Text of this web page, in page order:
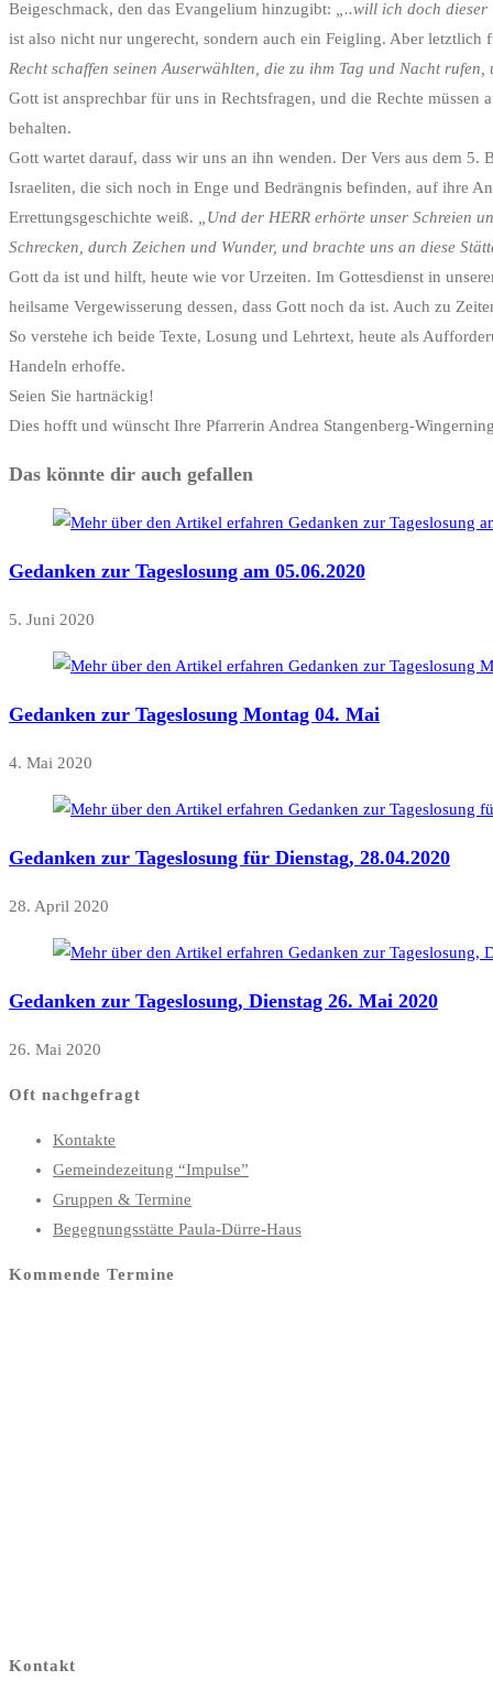
Beigeschmack, den das Evangelium hinzugibt: „..will ich doch dieser
ist also nicht nur ungerecht, sondern auch ein Feigling. Aber
Recht schaffen seinen Auserwählten, die zu ihm Tag und Nacht
Gott ist ansprechbar für uns in Rechtsfragen, und die Rechte
behalten.
Gott wartet darauf, dass wir uns an ihn wenden. Der Vers aus dem
Israeliten, die sich noch in Enge und Bedrängnis befinden, auf ihre
Errettungsgeschichte weiß. „Und der HERR erhörte unser Schreien
Schrecken, durch Zeichen und Wunder, und brachte uns an diese
Gott da ist und hilft, heute wie vor Urzeiten. Im Gottesdienst in
heilsame Vergewisserung dessen, dass Gott noch da ist. Auch zu
So verstehe ich beide Texte, Losung und Lehrtext, heute als
Handeln erhoffe.
Seien Sie hartnäckig!
Dies hofft und wünscht Ihre Pfarrerin Andrea Stangenberg-
Das könnte dir auch gefallen
Gedanken zur Tageslosung am 05.06.2020
5. Juni 2020
Gedanken zur Tageslosung Montag 04. Mai
4. Mai 2020
Gedanken zur Tageslosung für Dienstag, 28.04.2020
28. April 2020
Gedanken zur Tageslosung, Dienstag 26. Mai 2020
26. Mai 2020
Oft nachgefragt
Kontakte
Gemeindezeitung “Impulse”
Gruppen & Termine
Begegnungsstätte Paula-Dürre-Haus
Kommende Termine
Kontakt